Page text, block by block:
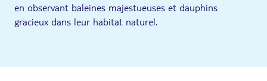
en observant baleines majestueuses et dauphins
gracieux dans leur habitat naturel.